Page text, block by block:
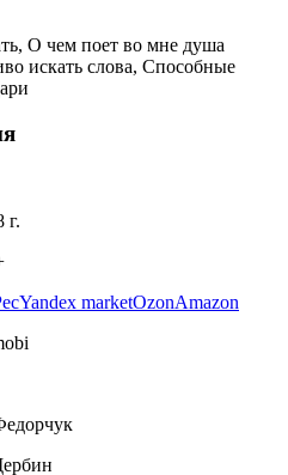
О чем поет во мне душа
искать слова, Способные
г.
Yandex marketOzonAmazon